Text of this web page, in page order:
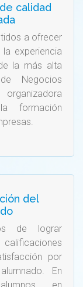
calidad
a ofrecer
experiencia
la más alta
Negocios
formación
del
de lograr
calificaciones
por
En
en